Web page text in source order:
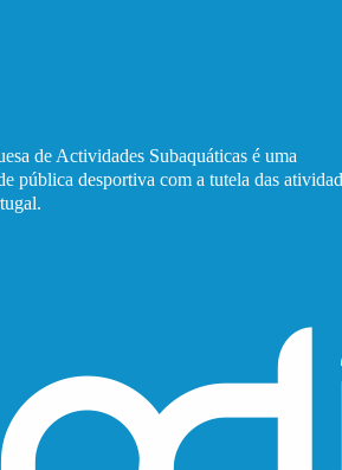
de Actividades Subaquáticas é uma
pública desportiva com a tutela das